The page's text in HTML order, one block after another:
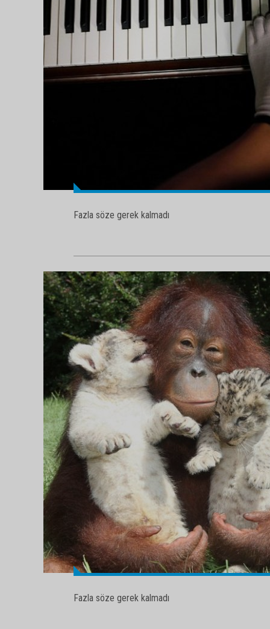
Fazla söze gerek kalmadı
Fazla söze gerek kalmadı